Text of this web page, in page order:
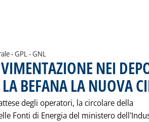
- GPL - GNL
NEI
BEFANA LA NUOVA
degli operatori, la circolare della
Fonti di Energia del ministero